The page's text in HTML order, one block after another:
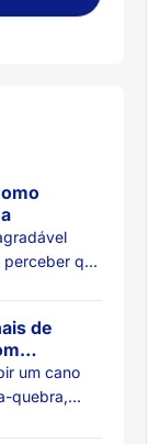
que
surgem
Em
aparece do
espera,
de
um cano
quebra,